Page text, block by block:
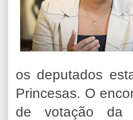
os deputados
Princesas. O
de votação